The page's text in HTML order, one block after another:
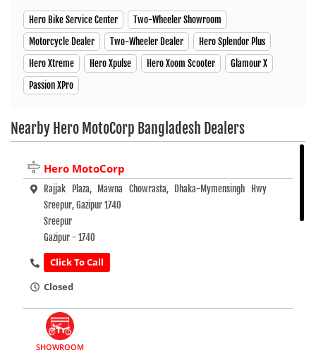
Hero Bike Service Center
Two-Wheeler Showroom
Motorcycle Dealer
Two-Wheeler Dealer
Hero Splendor Plus
Hero Xtreme
Hero Xpulse Hero Xoom Scooter
Glamour X
Passion XPro
Nearby Hero MotoCorp Bangladesh Dealers
Hero MotoCorp
Rajjak Plaza, Mawna Chowrasta, Dhaka-Mymensingh Hwy
Sreepur, Gazipur 1740
Sreepur
Gazipur - 1740
Click To Call
Closed
SHOWROOM